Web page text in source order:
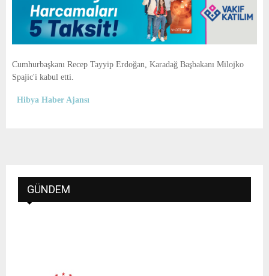
E
Cumhurbaşkanı Recep Tayyip Erdoğan, Karadağ Başbakanı Milojko
Spajic'i kabul etti.
Hibya Haber Ajansı
GÜNDEM